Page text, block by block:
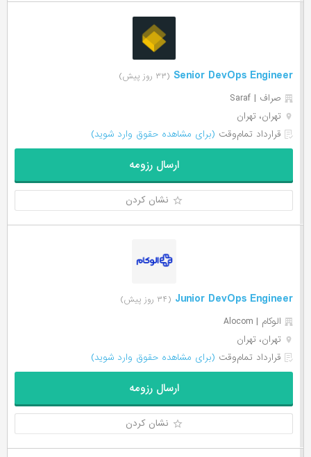
Senior DevOps Engineer (۳۳ روز پیش)
صراف | Saraf
تهران، تهران
قرارداد تمام‌وقت (برای مشاهده حقوق وارد شوید)
ارسال رزومه
نشان کردن
Junior DevOps Engineer (۳۴ روز پیش)
الوکام | Alocom
تهران، تهران
قرارداد تمام‌وقت (برای مشاهده حقوق وارد شوید)
ارسال رزومه
نشان کردن